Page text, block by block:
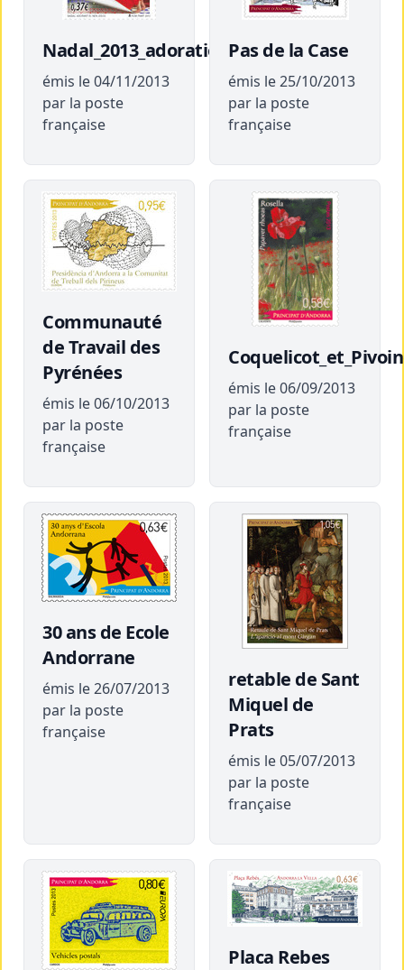
Nadal_2013_adoration
émis le 04/11/2013
par la poste
française
Pas de la Case
émis le 25/10/2013
par la poste
française
Communauté
de Travail des
Pyrénées
émis le 06/10/2013
par la poste
française
émis le 06/09/2013
par la poste
française
30 ans de Ecole
Andorrane
émis le 26/07/2013
par la poste
française
retable de Sant
Miquel de
Prats
émis le 05/07/2013
par la poste
française
Placa Rebes